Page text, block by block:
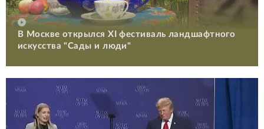
В Москве открылся XI фестиваль ландшафтного
искусства "Сады и люди"